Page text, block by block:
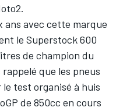
ans avec cette marque
le Superstock 600
de champion du
que les pneus
test organisé à huis
de 850cc en cours